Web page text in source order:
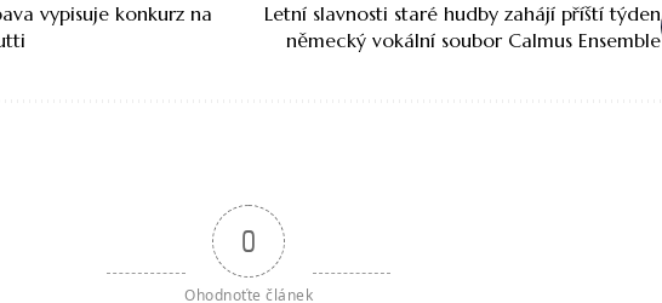
vypisuje konkurz na
Letní slavnosti staré hudby zahájí příští týden
německý vokální soubor Calmus Ensemble
0
Ohodnoťte článek